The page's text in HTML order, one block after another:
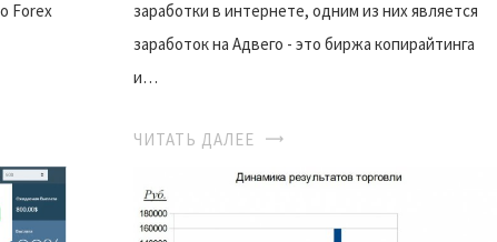
Forex
заработки в интернете, одним из них является
заработок на Адвего - это биржа копирайтинга
и…
ЧИТАТЬ ДАЛЕЕ